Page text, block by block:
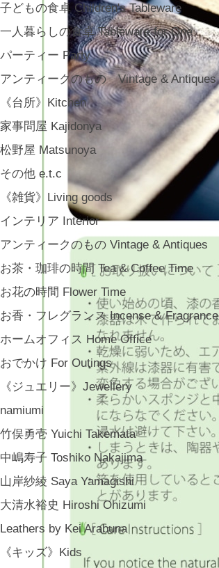
子どもの食卓 Children's Tableware
一人暮らしの食卓 Tableware for One
パーティー Party
アンティークのもの Vintage & Antiques
《台所》Kitchen
家事問屋 Kajidonya
松野屋 Matsunoya
その他 e.t.c
《雑貨》Living goods
インテリア Interior
アンティークのもの Vintage & Antiques
お茶・珈琲の時間 Tea & Coffee Time
お花の時間 Flower Time
お香・フレグランス Incense & Fragrance
ホームオフィス Home Office
おでかけ For Outings
《ジュエリー》Jewellery
namiumi
竹俣勇壱 Yuichi Takemata
中嶋寿子 Toshiko Nakajima
山岸紗綾 Saya Yamagishi
大清水裕史 Hiroshi Ohizumi
Leathers by Kei Arabuna
《キッズ》Kids